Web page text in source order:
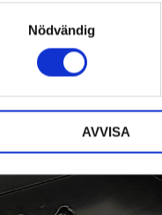
Nödvändig
AVVISA